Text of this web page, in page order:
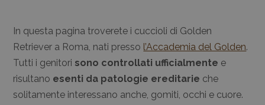
In questa pagina troverete i cuccioli di Golden
Retriever a Roma, nati presso l’Accademia del Golden.
Tutti i genitori sono controllati ufficialmente e
risultano esenti da patologie ereditarie che
solitamente interessano anche, gomiti, occhi e cuore.